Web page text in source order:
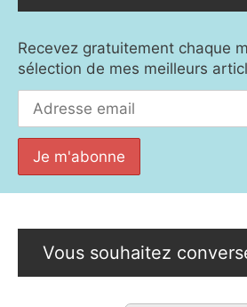
Recevez gratuitement chaque
sélection de mes meilleurs
Vous souhaitez